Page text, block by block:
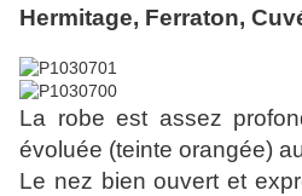
Hermitage, Ferraton,
La robe est assez
évoluée (teinte orangée)
Le nez bien ouvert et